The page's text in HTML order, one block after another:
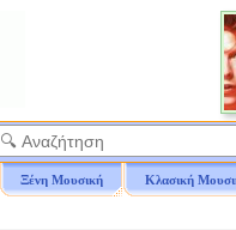
Ξένη Μουσική Κλασική